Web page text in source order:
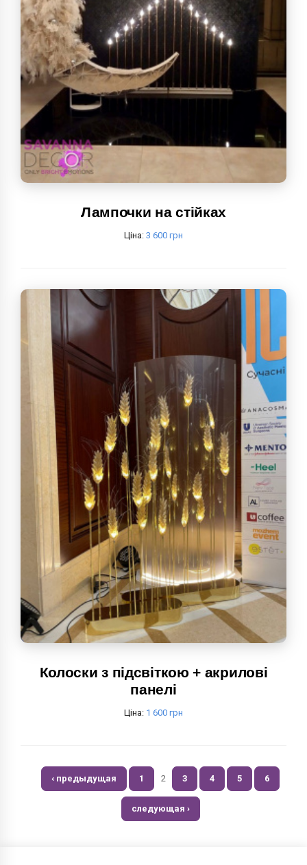
Лампочки на стійках
Ціна: 3 600 грн
Колоски з підсвіткою + акрилові
панелі
Ціна: 1 600 грн
‹ предыдущая 1 2 3 4 5 6
следующая ›